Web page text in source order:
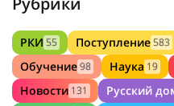
РКИ 55 Поступление583
Обучение98 Наука 19
Новости 131 Русский